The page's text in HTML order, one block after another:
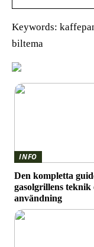
Keywords:
biltema
INFO
Den kompletta
gasolgrillens teknik
användning